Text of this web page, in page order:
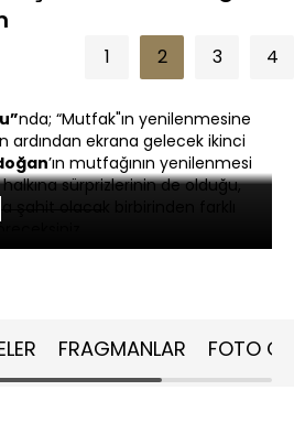
1 2 3 4
nda; “Mutfak"ın yenilenmesine
ardından ekrana gelecek ikinci
’ın mutfağının yenilenmesi
halkına sürprizlerinin de olduğu,
şahit olacak birbirinden farklı
FRAGMANLAR FOTO